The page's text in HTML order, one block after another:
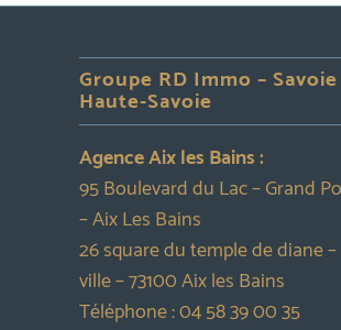
Groupe RD Immo –
Haute-Savoie
Agence Aix les Bains :
95 Boulevard du Lac – Grand
– Aix Les Bains
26 square du temple de diane
ville – 73100 Aix les Bains
Téléphone :04 58 39 00 35